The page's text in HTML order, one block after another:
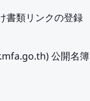
書類リンクの登録
公開名簿